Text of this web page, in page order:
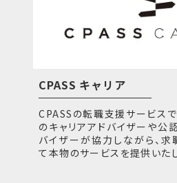
CPASS キャリア
CPASSの転職支援サービス
のキャリアアドバイザーや公
バイザーが協力しながら、
て本物のサービスを提供いたし